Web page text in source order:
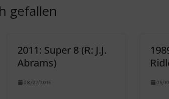
gefallen
2011: Super 8 (R: J.J.
Abrams)
08/27/2015 05/